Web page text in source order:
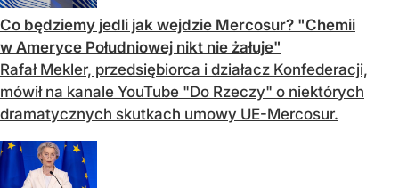
Co będziemy jedli jak wejdzie Mercosur? "Chemii
w Ameryce Południowej nikt nie żałuje"
Rafał Mekler, przedsiębiorca i działacz Konfederacji,
mówił na kanale YouTube "Do Rzeczy" o niektórych
dramatycznych skutkach umowy UE-Mercosur.